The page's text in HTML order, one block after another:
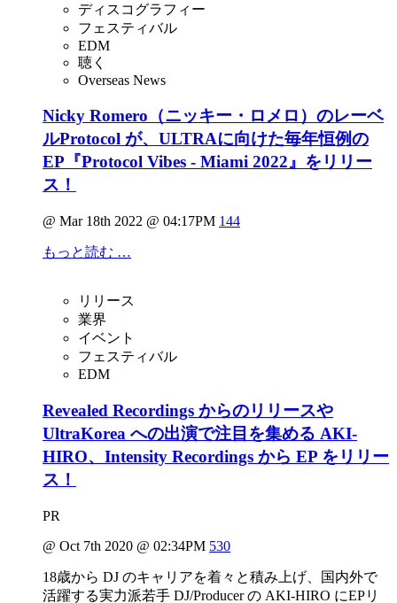
ディスコグラフィー
フェスティバル
EDM
聴く
Overseas News
Nicky Romero（ニッキー・ロメロ）のレーベ
ルProtocol が、ULTRAに向けた毎年恒例の
EP『Protocol Vibes - Miami 2022』をリリー
ス！
@ Mar 18th 2022 @ 04:17PM 144
もっと読む …
リリース
業界
イベント
フェスティバル
EDM
Revealed Recordings からのリリースや
UltraKorea への出演で注目を集める AKI-
HIRO、Intensity Recordings から EP をリリー
ス！
PR
@ Oct 7th 2020 @ 02:34PM 530
18歳から DJ のキャリアを着々と積み上げ、国内外で
活躍する実力派若手 DJ/Producer の AKI-HIRO にEPリ